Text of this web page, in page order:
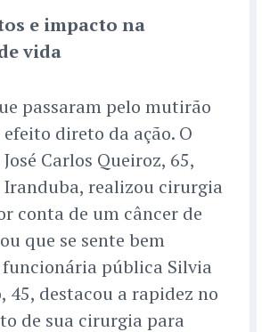
e impacto na
vida
passaram pelo mutirão
direto da ação. O
Carlos Queiroz, 65,
realizou cirurgia
conta de um câncer de
que se sente bem
pública Silvia
45, destacou a rapidez no
de sua cirurgia para